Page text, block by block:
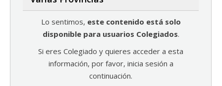
Lo sentimos, este contenido está solo
disponible para usuarios Colegiados.
Si eres Colegiado y quieres acceder a esta
información, por favor, inicia sesión a
continuación.